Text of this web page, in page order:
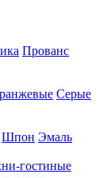
Прованс
Серые
Шпон Эмаль
гостиные